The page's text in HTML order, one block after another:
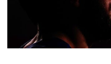
Недвижимость